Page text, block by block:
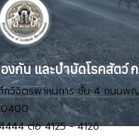
งกัน และบำบัดโรคสัตว์
กวิจิตรพาหนการ ชั้น 4 ถนนพญ
ต่อ 4125 - 4126